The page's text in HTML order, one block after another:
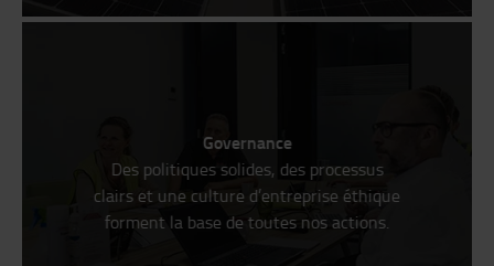
Governance
Des politiques solides, des processus
clairs et une culture d’entreprise éthique
forment la base de toutes nos actions.